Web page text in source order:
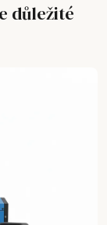
důležité